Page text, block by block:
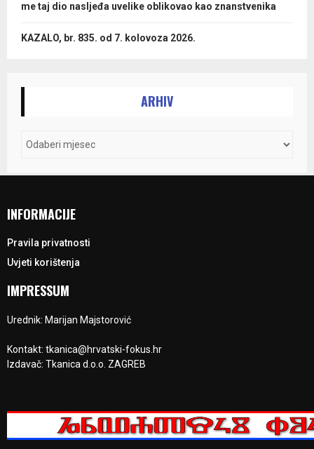
me taj dio nasljeđa uvelike oblikovao kao znanstvenika
KAZALO, br. 835. od 7. kolovoza 2026.
ARHIV
INFORMACIJE
Pravila privatnosti
Uvjeti korištenja
IMPRESSUM
Urednik: Marijan Majstorović
Kontakt: tkanica@hrvatski-fokus.hr
Izdavač: Tkanica d.o.o. ZAGREB